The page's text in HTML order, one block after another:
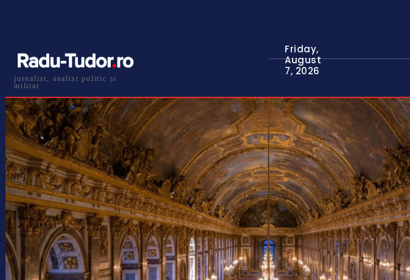
jurnalist, analist politic și
militar
Friday,
August
7, 2026